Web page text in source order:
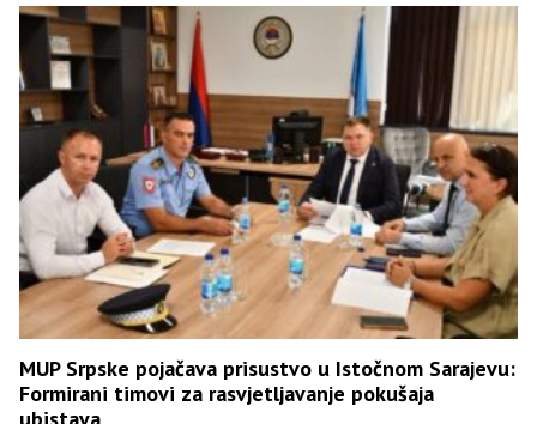
MUP Srpske pojačava prisustvo u Istočnom Sarajevu:
Formirani timovi za rasvjetljavanje pokušaja
ubistava